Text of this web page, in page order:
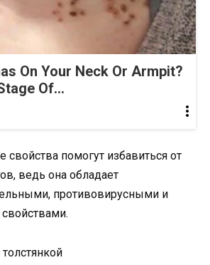
On Your Neck Or Armpit?
Of...
свойства помогут избавиться от
ведь она обладает
противовирусными и